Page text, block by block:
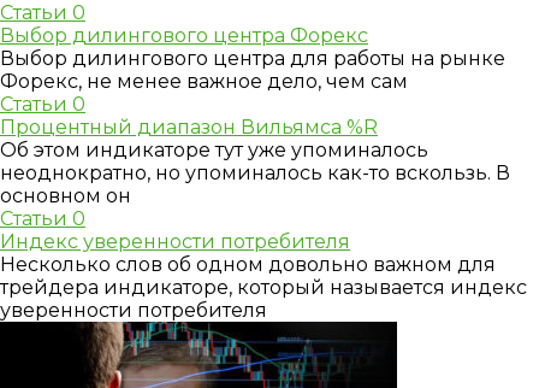
Статьи 0
Выбор дилингового центра Форекс
Выбор дилингового центра для работы на рынке
Форекс, не менее важное дело, чем сам
Статьи 0
Процентный диапазон Вильямса %R
Об этом индикаторе тут уже упоминалось
неоднократно, но упоминалось как-то вскользь. В
основном он
Статьи 0
Индекс уверенности потребителя
Несколько слов об одном довольно важном для
трейдера индикаторе, который называется индекс
уверенности потребителя